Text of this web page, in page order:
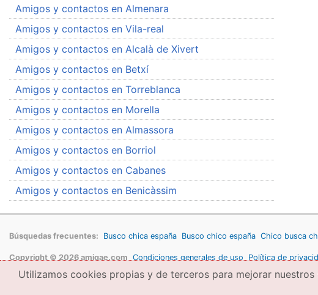
Amigos y contactos en Almenara
Amigos y contactos en Vila-real
Amigos y contactos en Alcalà de Xivert
Amigos y contactos en Betxí
Amigos y contactos en Torreblanca
Amigos y contactos en Morella
Amigos y contactos en Almassora
Amigos y contactos en Borriol
Amigos y contactos en Cabanes
Amigos y contactos en Benicàssim
Búsquedas frecuentes: Busco chica españa Busco chico españa Chico busca
Copyright © 2026 amigae.com Condiciones generales de uso Política de
Utilizamos cookies propias y de terceros para mejorar